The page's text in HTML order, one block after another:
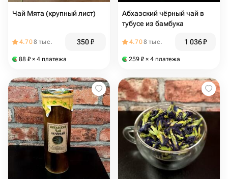
Чай Мята (крупный лист)
4.708 тыс. 350₽
88 ₽ × 4 платежа
Абхазский чёрный чай в
тубусе из бамбука
4.708 тыс. 1 036₽
259 ₽ × 4 платежа